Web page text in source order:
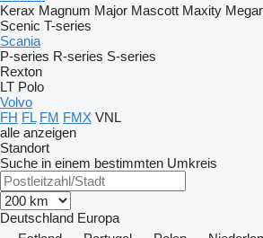
Kerax Magnum Major Mascott Maxity
Scenic T-series
Scania
P-series R-series S-series
Rexton
LT Polo
Volvo
FH FL FM FMX VNL
alle anzeigen
Standort
Suche in einem bestimmten Umkreis
Deutschland Europa